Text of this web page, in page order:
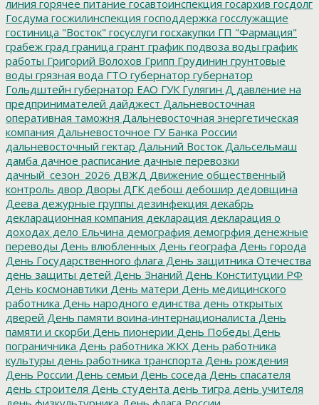
линия горячее питание госавтоинспекция госархив госдолг
Госдума госжилинспекция господдержка госслужащие
гостиница "Восток" госуслуги госхакупки ГП "Фармация"
грабеж град граница грант график подвоза воды график
работы Григорий Волохов Грипп Грудинин грунтовые
воды грязная вода ГТО губернатор губернатор
Гольдштейн губернатор ЕАО ГУК Гулягин Д давление на
предпринимателей дайджест Дальневосточная
оперативная таможня Дальневосточная энергетическая
компания Дальневосточное ГУ Банка России
дальневосточный гектар Дальний Восток Дальсельмаш
дамба дачное расписание дачные перевозки
дачный_сезон_2026 ДВЖД Движение общественный
контроль двор Дворы ДГК дебош дебошир дедовщина
Деева дежурные группы дезинфекция декабрь
декларационная компания декларация декларация о
доходах дело Ельчина демография демогрфия денежные
переводы День влюбленных День географа День города
День Государственного флага День защитника Отечества
день защиты детей День Знаний День Конституции РФ
День космонавтики День матери День медицинского
работника День народного единства день открытых
дверей День памяти воина-интернационалиста День
памяти и скорби День пионерии День Победы День
пограничника День работника ЖКХ День работника
культуры день работника транспорта День рождения
День России День семьи День соседа День спасателя
день строителя День студента день тигра день учителя